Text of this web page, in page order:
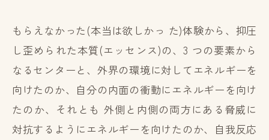
もらえなかった(本当は欲しかっ た)体験から、抑圧
し歪められた本質(エッセンス)の、3 つの要素から
なるセンターと、外界の環境に対してエネルギーを
向けたのか、自分の内面の衝動にエネルギーを向け
たのか、それとも 外側と内側の両方にある脅威に
対抗するようにエネルギーを向けたのか、自我反応